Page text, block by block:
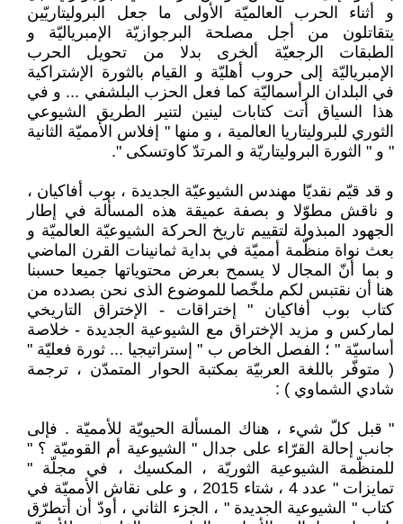
و أثناء الحرب العالميّة الأولى ما جعل البروليتاريّين
يتقاتلون من أجل مصلحة البرجوازيّة الإمبرياليّة و
الطبقات الرجعيّة ألخرى بدلا من تحويل الحرب
الإمبرياليّة إلى حروب أهليّة و القيام بالثورة الإشتراكية
في البلدان الرأسماليّة كما فعل الحزب البلشفي ... و في
هذا السياق أتت كتابات لينين لتنير الطريق الشيوعي
الثوري للبروليتاريا العالمية ، و منها " إفلاس الأمميّة الثانية
" و " الثورة البروليتاريّة و المرتدّ كاوتسكى ".
و قد قيّم نقديّا مهندس الشيوعيّة الجديدة ، بوب أفاكيان ،
و ناقش مطوّلا و بصفة عميقة هذه المسألة في إطار
الجهود المبذولة لتقييم تاريخ الحركة الشيوعيّة العالميّة و
بعث نواة منظّمة أمميّة في بداية ثمانينات القرن الماضي
و بما أنّ المجال لا يسمح بعرض محتوياتها جميعا حسبنا
هنا أن نقتبس لكم ملخّصا للموضوع الذى نحن بصدده من
كتاب بوب أفاكيان " إختراقات - الإختراق التاريخي
لماركس و مزيد الإختراق مع الشيوعية الجديدة - خلاصة
أساسيّة " ؛ الفصل الخاص ب " إستراتيجيا ... ثورة فعليّة "
( متوفّر باللغة العربيّة بمكتبة الحوار المتمدّن ، ترجمة
شادي الشماوي ) :
" قبل كلّ شيء ، هناك المسألة الحيويّة للأمميّة . فإلى
جانب إحالة القرّاء على جدال " الشيوعية أم القوميّة ؟ "
للمنظّمة الشيوعية الثوريّة ، المكسيك ، في مجلّة "
تمايزات " عدد 4 ، شتاء 2015 ، و على نقاش الأمميّة في
كتاب " الشيوعية الجديدة " ، الجزء الثاني ، أودّ أن أتطرّق